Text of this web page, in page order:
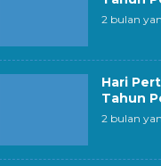
2 bulan
Hari
Tahun
2 bulan